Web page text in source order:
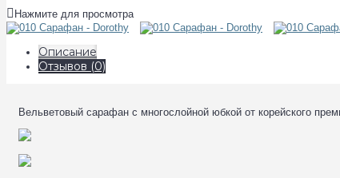
Нажмите для просмотра
Описание
Отзывов (0)
Вельветовый сарафан с многослойной юбкой от корейского